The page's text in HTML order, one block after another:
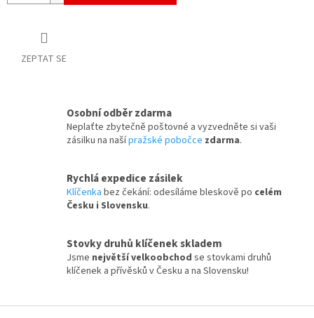
ZEPTAT SE
Osobní odběr zdarma
Neplaťte zbytečně poštovné a vyzvedněte si vaši
zásilku na našípražské pobočce zdarma.
Rychlá expedice zásilek
Klíčenka bez čekání: odesíláme bleskově po celém
Česku i Slovensku.
Stovky druhů klíčenek skladem
Jsme největší velkoobchod se stovkami druhů
klíčenek a přívěsků v Česku a na Slovensku!